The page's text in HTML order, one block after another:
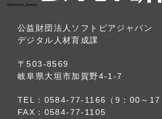
公益財団法人ソフトピアジャパン
デジタル人材育成課
〒503-8569
岐阜県大垣市加賀野4-1-7
TEL：0584-77-1166（9：00～17
FAX：0584-77-1105